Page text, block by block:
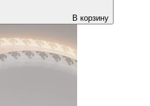
В корзину